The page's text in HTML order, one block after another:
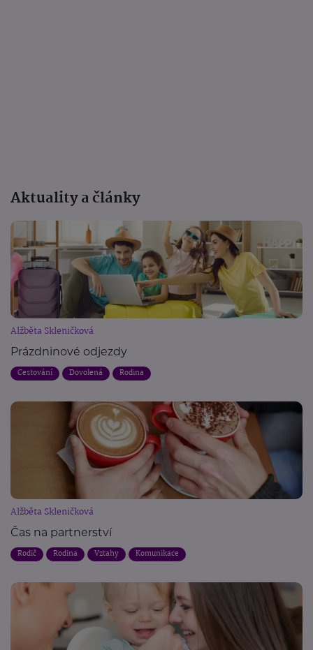
Aktuality a články
Alžběta Skleničková
Prázdninové odjezdy
Cestování Dovolená Rodina
Alžběta Skleničková
Čas na partnerství
Rodič Rodina Vztahy Komunikace